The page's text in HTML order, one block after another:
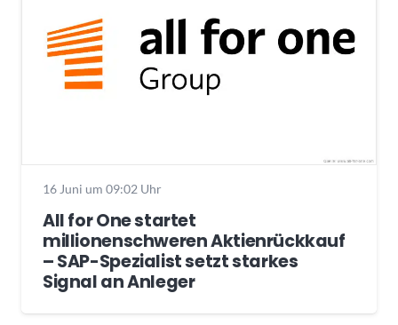
16 Juni um 09:02 Uhr
All for One startet
millionenschweren Aktienrückkauf
– SAP-Spezialist setzt starkes
Signal an Anleger